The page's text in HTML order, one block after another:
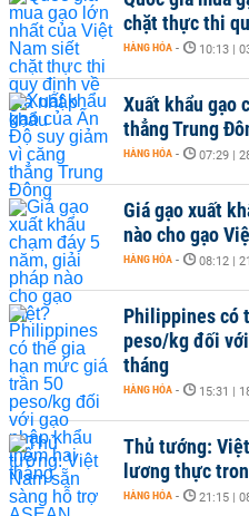
chặt thực thi
HÀNG HÓA - 10:13 |
Xuất khẩu gạo
thẳng Trung
HÀNG HÓA - 07:29 |
Giá gạo xuất
nào cho gạo
HÀNG HÓA - 08:12 |
Philippines có
peso/kg đối
tháng
HÀNG HÓA - 15:31 |
Thủ tướng:
lương thực
HÀNG HÓA - 21:15 |